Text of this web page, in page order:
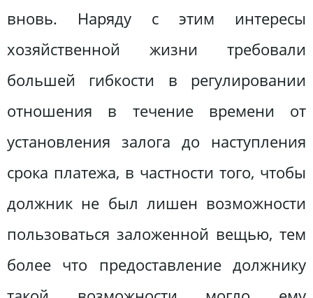
вновь. Наряду с этим интересы
хозяйственной жизни требовали
большей гибкости в регулировании
отношения в течение времени от
установления залога до наступления
срока платежа, в частности того, чтобы
должник не был лишен возможности
пользоваться заложенной вещью, тем
более что предоставление должнику